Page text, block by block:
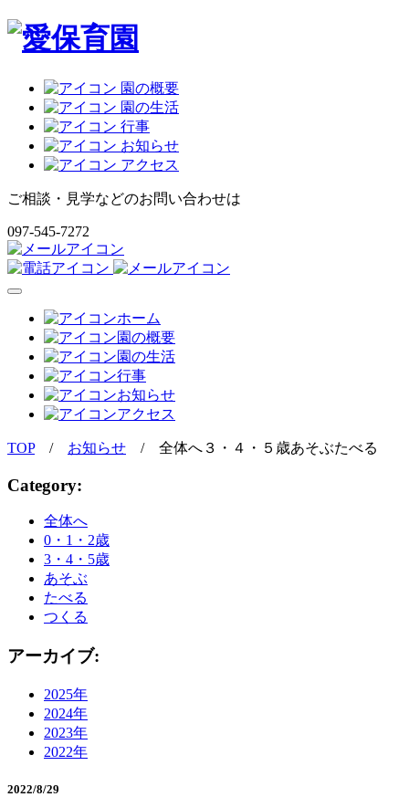
園の概要
園の生活
行事
お知らせ
アクセス
ご相談・見学などのお問い合わせは
097-545-7272
ホーム
園の概要
園の生活
行事
お知らせ
アクセス
TOP/ お知らせ / 全体へ３・４・５歳あそぶたべる
Category:
全体へ
0・1・2歳
3・4・5歳
あそぶ
たべる
つくる
アーカイブ:
2025年
2024年
2023年
2022年
2022/8/29